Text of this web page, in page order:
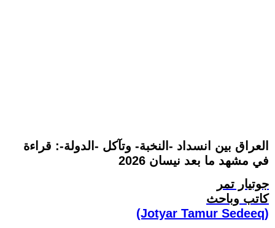
العراق بين انسداد -النخبة- وتآكل -الدولة-: قراءة
في مشهد ما بعد نيسان 2026
جوتيار تمر
كاتب وباحث
(Jotyar Tamur Sedeeq)